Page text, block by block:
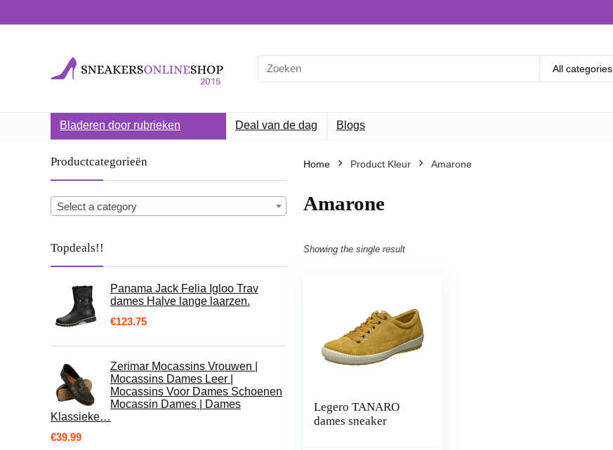
Search
for:
All categories
Bladeren door rubrieken Deal van de dag Blogs
Productcategorieën
Select a category
Topdeals!!
Panama Jack Felia Igloo Trav
dames Halve lange laarzen.
€123.75
Zerimar Mocassins Vrouwen |
Mocassins Dames Leer |
Mocassins Voor Dames Schoenen
Mocassin Dames | Dames
Klassieke…
€39.99
Home Product Kleur Amarone
Amarone
Showing the single result
Legero TANARO
dames sneaker